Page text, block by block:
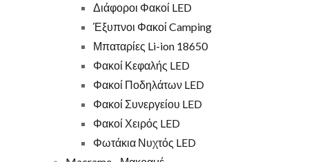
Διάφοροι Φακοί LED
Έξυπνοι Φακοί Camping
Μπαταρίες Li-ion 18650
Φακοί Κεφαλής LED
Φακοί Ποδηλάτων LED
Φακοί Συνεργείου LED
Φακοί Χειρός LED
Φωτάκια Νυχτός LED